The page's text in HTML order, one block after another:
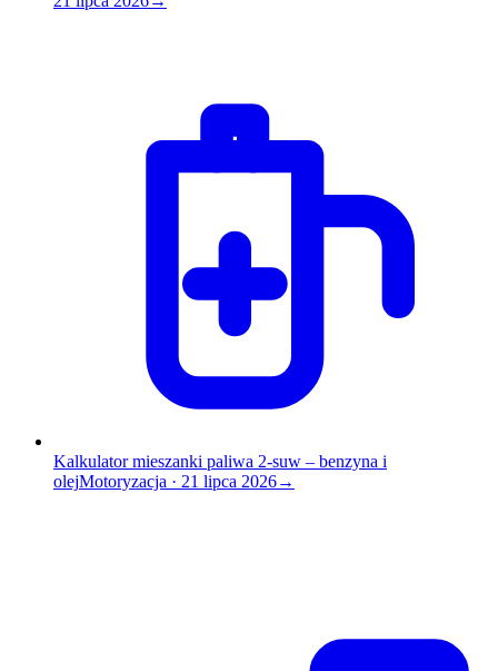
Kalkulator mieszanki paliwa 2-suw – benzyna i
olejMotoryzacja · 21 lipca 2026→